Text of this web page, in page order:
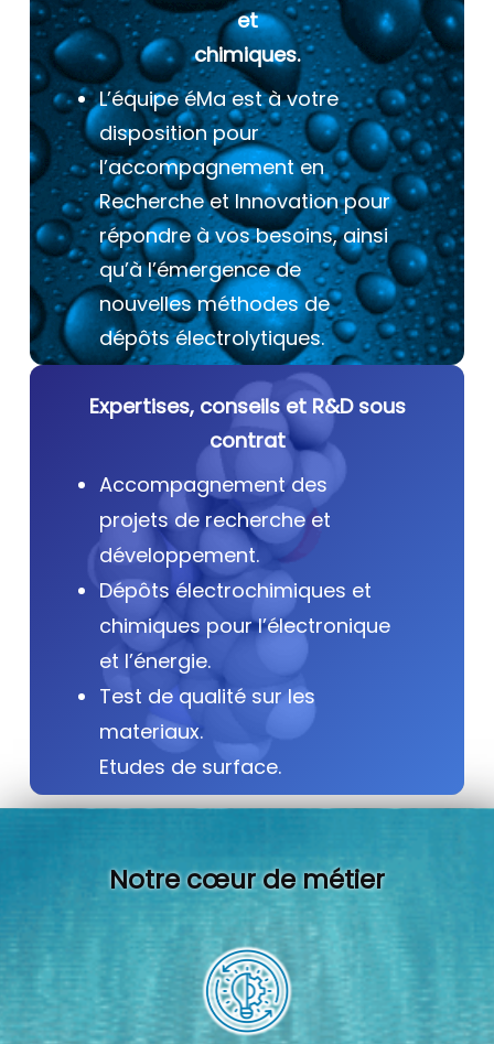
et
chimiques.
L’équipe éMa est à votre
disposition pour
l’accompagnement en
Recherche et Innovation pour
répondre à vos besoins, ainsi
qu’à l’émergence de
nouvelles méthodes de
dépôts électrolytiques.
Expertises, conseils et R&D sous
contrat
Accompagnement des
projets de recherche et
développement.
Dépôts électrochimiques et
chimiques pour l’électronique
et l’énergie.
Test de qualité sur les
materiaux.
Etudes de surface.
Notre cœur de métier